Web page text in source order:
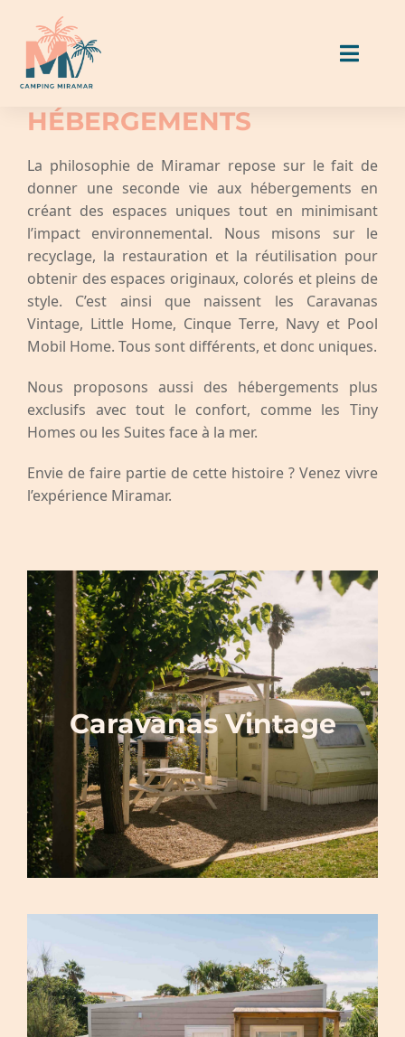
content
Toggle
Hébergements
Emplacements
Manger & Boire
Activités & Services
Guide Miramar
Événements
Contact
HÉBERGEMENTS
La philosophie de Miramar repose sur le fait de
donner une seconde vie aux hébergements en
créant des espaces uniques tout en minimisant
l’impact environnemental. Nous misons sur le
recyclage, la restauration et la réutilisation pour
obtenir des espaces originaux, colorés et pleins de
style. C’est ainsi que naissent les Caravanas
Vintage, Little Home, Cinque Terre, Navy et Pool
Mobil Home. Tous sont différents, et donc uniques.
Nous proposons aussi des hébergements plus
exclusifs avec tout le confort, comme les Tiny
Homes ou les Suites face à la mer.
Envie de faire partie de cette histoire ? Venez vivre
l’expérience Miramar.
Caravanas Vintage